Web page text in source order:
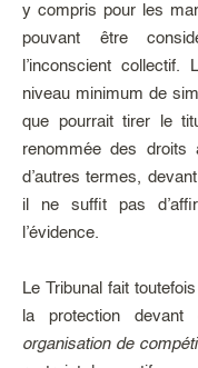
y compris pour les
pouvant être
l’inconscient collectif.
niveau minimum de
que pourrait tirer le
renommée des droits
d’autres termes,
il ne suffit pas
l’évidence.
Le Tribunal fait
la protection
organisation de